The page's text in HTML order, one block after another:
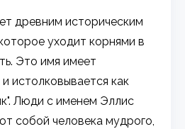
древним историческим
уходит корнями в
Это имя имеет
истолковывается как
Люди с именем Эллис
собой человека мудрого,